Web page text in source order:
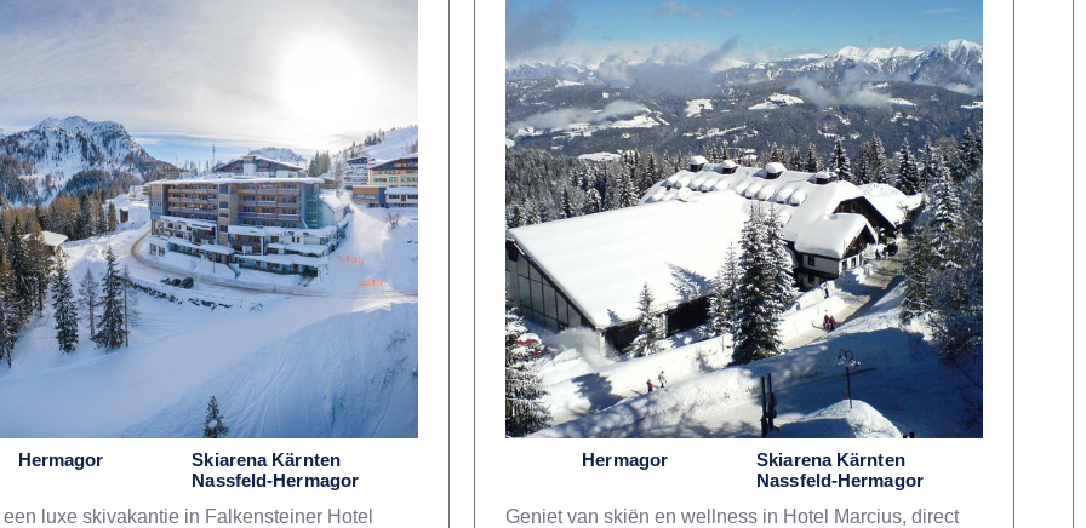
Hermagor
Skiarena Kärnten
Nassfeld-Hermagor
luxe skivakantie in Falkensteiner Hotel
Hermagor
Skiarena Kärnten
Nassfeld-Hermagor
Geniet van skiën en wellness in Hotel Marcius, direct